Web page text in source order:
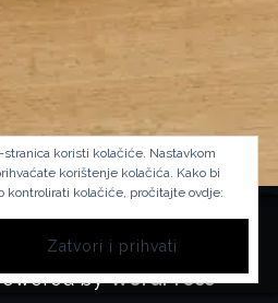
Historica, 2024.
kbzaon Freepik
byWordPress BACK
koristi kolačiće. Nastavkom
korištenje kolačića. Kako bi
kolačiće, pročitajte ovdje: